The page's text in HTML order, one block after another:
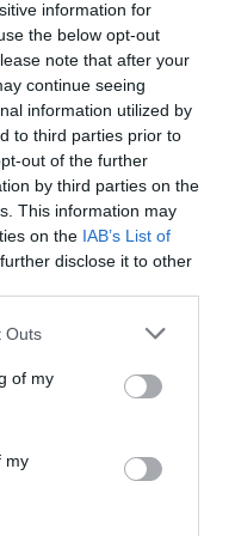
information for
the below opt-out
note that after your
continue seeing
information utilized by
to third parties prior to
out of the further
by third parties on the
This information may
on the IAB’s List of
disclose it to other
one or more Google
You may click to
its third-party tags to
in below Google
Outs
of my
my
Συμπίεσης
πάνω από τον αστράγαλο